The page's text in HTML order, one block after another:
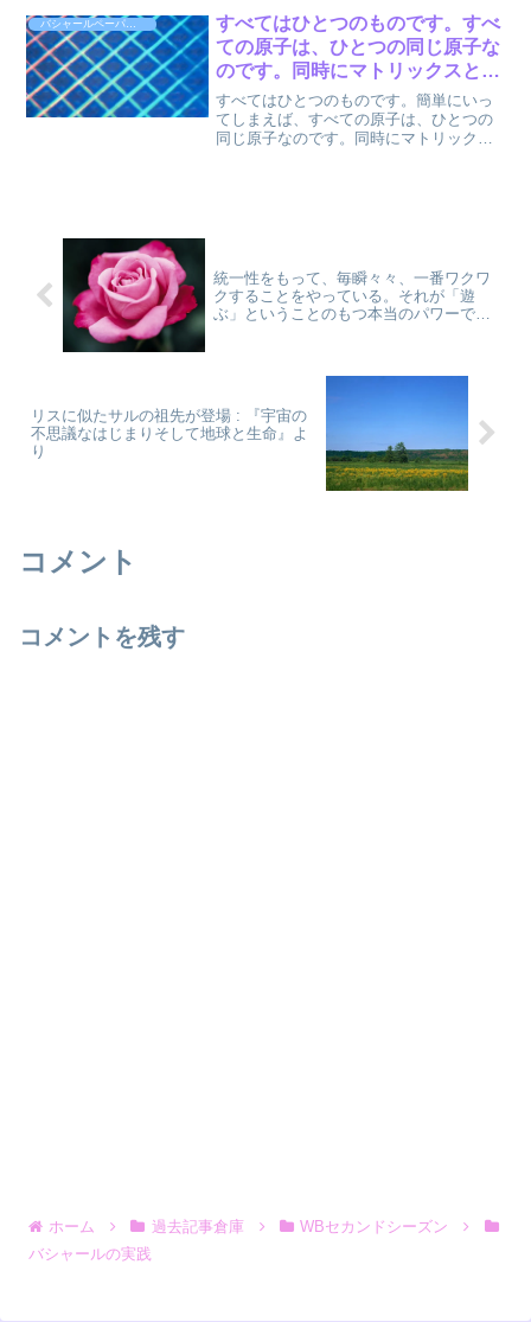
に、みなさんの感覚の部分も大切です。
そのイメージの中で、自分...
バシャールペーパーバック５
すべてはひとつのものです。すべ
ての原子は、ひとつの同じ原子な
のです。同時にマトリックスとし
て具現化しているだけです。宇宙
とは常に、情報がホロニックに配
列されたものなのです。それが意
すべてはひとつのものです。簡単にいっ
てしまえば、すべての原子は、ひとつの
同じ原子なのです。同時にマトリックス
統一性をもって、毎瞬々々、一番ワクワ
クすることをやっている。それが「遊
ぶ」ということのもつ本当のパワーで
リスに似たサルの祖先が登場 : 『宇宙の
不思議なはじまりそして地球と生命』よ
り
コメント
コメントを残す
ホーム 過去記事倉庫
WBセカンドシーズン
バシャールの実践